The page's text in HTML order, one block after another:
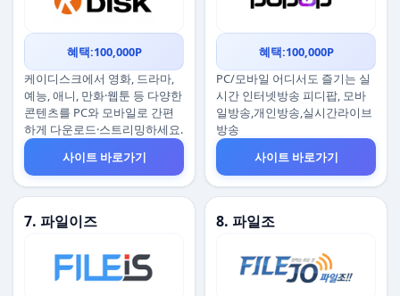
혜택:100,000P
케이디스크에서 영화, 드라마,
예능, 애니, 만화·웹툰 등 다양한
콘텐츠를 PC와 모바일로 간편
하게 다운로드·스트리밍하세요.
사이트 바로가기
혜택:100,000P
PC/모바일 어디서도 즐기는 실
시간 인터넷방송 피디팝, 모바
일방송,개인방송,실시간라이브
방송
사이트 바로가기
7. 파일이즈 8. 파일조